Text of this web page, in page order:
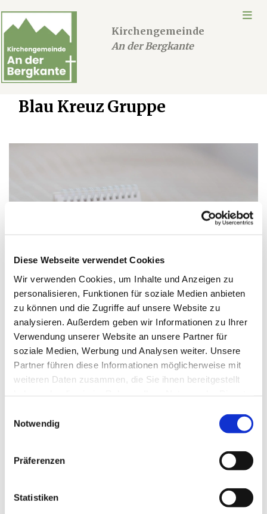
Diese Webseite verwendet Cookies
Wir verwenden Cookies, um Inhalte und Anzeigen zu
personalisieren, Funktionen für soziale Medien anbieten
zu können und die Zugriffe auf unsere Website zu
analysieren. Außerdem geben wir Informationen zu Ihrer
Verwendung unserer Website an unsere Partner für
soziale Medien, Werbung und Analysen weiter. Unsere
Partner führen diese Informationen möglicherweise mit
weiteren Daten zusammen, die Sie ihnen bereitgestellt
Notwendig
Präferenzen
Statistiken
Kirchengemeinde
An der Bergkante
Blau Kreuz Gruppe
Donnerstag, 8. Oktober 2026, 19:00
- 20:30 Uhr
Oeynhausen